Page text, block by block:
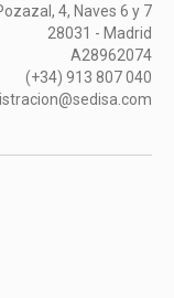
4, Naves 6 y 7
28031 - Madrid
A28962074
(+34) 913 807 040